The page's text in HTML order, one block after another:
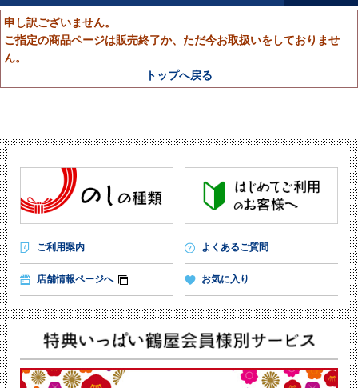
申し訳ございません。
ご指定の商品ページは販売終了か、ただ今お取扱いをしておりませ
ん。
トップへ戻る
ご利用案内 よくあるご質問
店舗情報ページへ お気に入り